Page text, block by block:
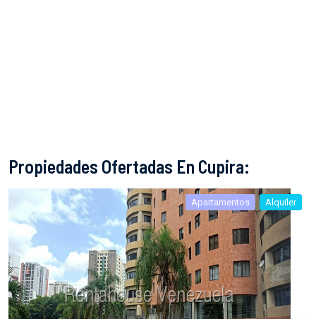
Propiedades Ofertadas En Cupira:
Apartamentos Alquiler